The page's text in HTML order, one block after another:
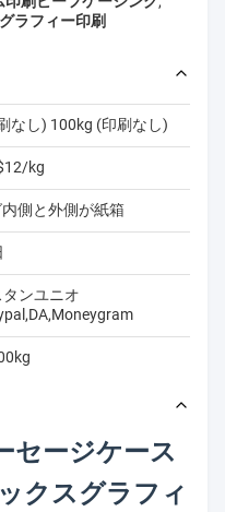
ラフィー印刷
なし) 100kg (印刷なし)
kg
内側と外側が紙箱
タンユニオ
セージケース
クスグラフィ